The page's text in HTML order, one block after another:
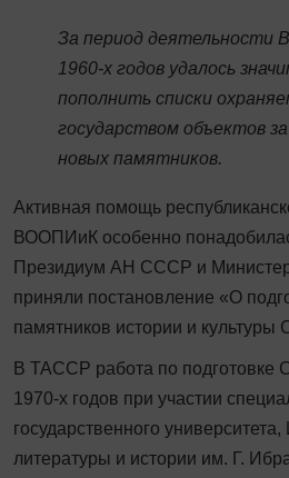
За период деятельности
1960-х годов удалось
пополнить списки
государством объектов
новых памятников.
Активная помощь
ВООПИиК особенно
Президиум АН СССР и
приняли постановление «О
памятников истории и
В ТАССР работа по подготовке
1970‑х годов при участии
государственного
литературы и истории им. Г.